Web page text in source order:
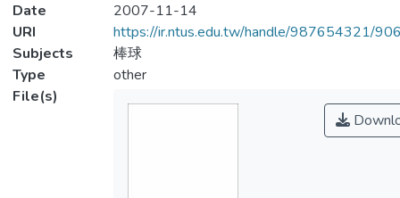
Date
2007-11-14
URI
https://ir.ntus.edu.tw/handle/987654321/
Subjects
棒球
Type
other
File(s)